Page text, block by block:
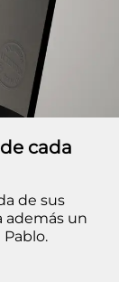
cada
de sus
además un